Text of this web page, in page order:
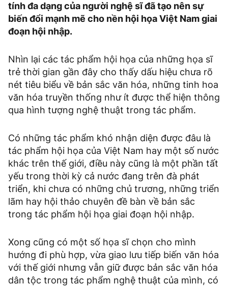
tính đa dạng của người nghệ sĩ đã tạo nên sự
biến đổi mạnh mẽ cho nền hội họa Việt Nam giai
đoạn hội nhập.
Nhìn lại các tác phẩm hội họa của những họa sĩ
trẻ thời gian gần đây cho thấy dấu hiệu chưa rõ
nét tiêu biểu về bản sắc văn hóa, những tinh hoa
văn hóa truyền thống như ít được thể hiện thông
qua hình tượng nghệ thuật trong tác phẩm.
Có những tác phẩm khó nhận diện được đâu là
tác phẩm hội họa của Việt Nam hay một số nước
khác trên thế giới, điều này cũng là một phần tất
yếu trong thời kỳ cả nước đang trên đà phát
triển, khi chưa có những chủ trương, những triển
lãm hay hội thảo chuyên đề bàn về bản sắc
trong tác phẩm hội họa giai đoạn hội nhập.
Xong cũng có một số họa sĩ chọn cho mình
hướng đi phù hợp, vừa giao lưu tiếp biến văn hóa
với thế giới nhưng vẫn giữ được bản sắc văn hóa
dân tộc trong tác phẩm nghệ thuật của mình, có